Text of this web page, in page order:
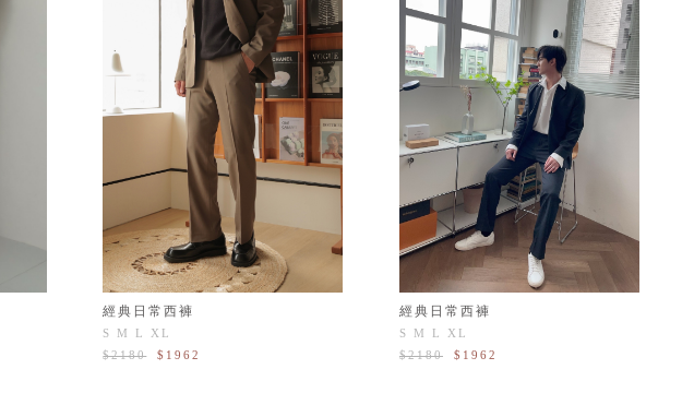
經典日常西褲
S M L
XL
$2180
$1962
經典日常西褲
S M L
XL
$2180
$1962